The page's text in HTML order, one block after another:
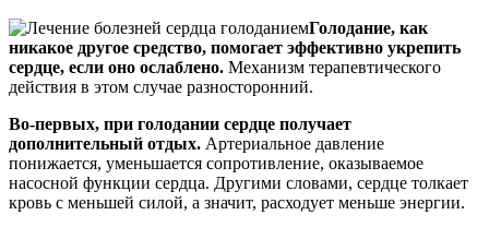
Голодание, как
никакое другое средство, помогает эффективно укрепить
сердце, если оно ослаблено. Механизм терапевтического
действия в этом случае разносторонний.
Во-первых, при голодании сердце получает
дополнительный отдых. Артериальное давление
понижается, уменьшается сопротивление, оказываемое
насосной функции сердца. Другими словами, сердце толкает
кровь с меньшей силой, а значит, расходует меньше энергии.